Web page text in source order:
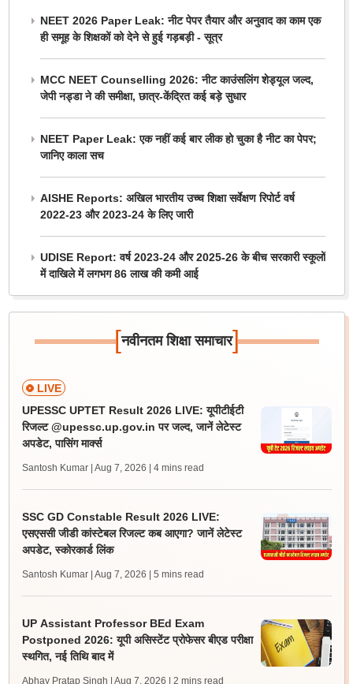
NEET 2026 Paper Leak: नीट पेपर तैयार और अनुवाद का काम एक
ही समूह के शिक्षकों को देने से हुई गड़बड़ी - सूत्र
MCC NEET Counselling 2026: नीट काउंसलिंग शेड्यूल जल्द,
जेपी नड्डा ने की समीक्षा, छात्र-केंद्रित कई बड़े सुधार
NEET Paper Leak: एक नहीं कई बार लीक हो चुका है नीट का पेपर;
जानिए काला सच
AISHE Reports: अखिल भारतीय उच्च शिक्षा सर्वेक्षण रिपोर्ट वर्ष
2022-23 और 2023-24 के लिए जारी
UDISE Report: वर्ष 2023-24 और 2025-26 के बीच सरकारी स्कूलों
में दाखिले में लगभग 86 लाख की कमी आई
[नवीनतम शिक्षा समाचार]
LIVE
UPESSC UPTET Result 2026 LIVE: यूपीटीईटी
रिजल्ट @upessc.up.gov.in पर जल्द, जानें लेटेस्ट
अपडेट, पासिंग मार्क्स
Santosh Kumar | Aug 7, 2026 | 4 mins read
SSC GD Constable Result 2026 LIVE:
एसएससी जीडी कांस्टेबल रिजल्ट कब आएगा? जानें लेटेस्ट
अपडेट, स्कोरकार्ड लिंक
Santosh Kumar | Aug 7, 2026 | 5 mins read
UP Assistant Professor BEd Exam
Postponed 2026: यूपी असिस्टेंट प्रोफेसर बीएड परीक्षा
स्थगित, नई तिथि बाद में
Abhay Pratap Singh | Aug 7, 2026 | 2 mins read